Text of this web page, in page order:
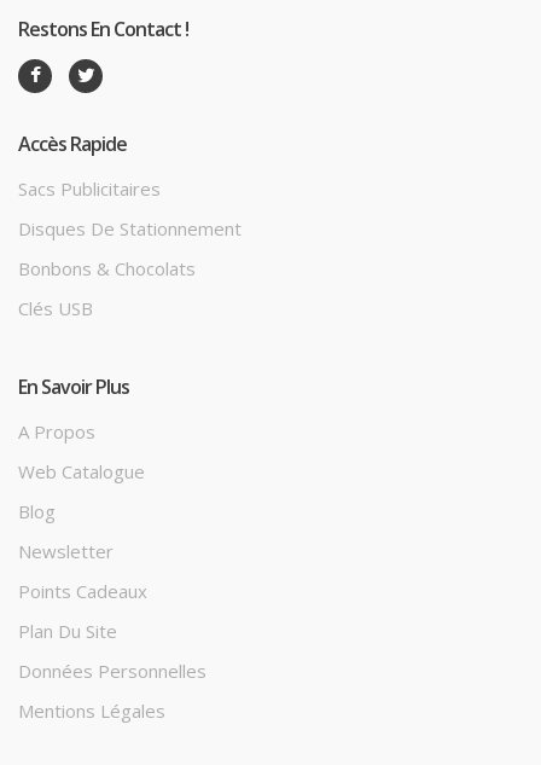
Restons En Contact !
Accès Rapide
Sacs Publicitaires
Disques De Stationnement
Bonbons & Chocolats
Clés USB
En Savoir Plus
A Propos
Web Catalogue
Blog
Newsletter
Points Cadeaux
Plan Du Site
Données Personnelles
Mentions Légales